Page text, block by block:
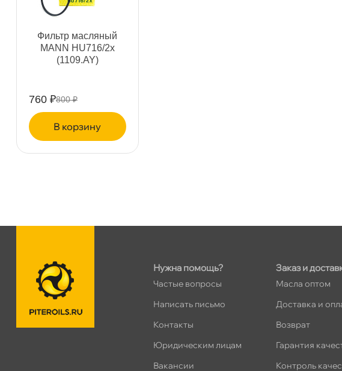
Фильтр масляный
MANN HU716/2x
(1109.AY)
760 ₽800 ₽
корзину
н. Обводного канала 115
Пн–Вс10:00 – 21:00
Сегодня, бесплатно
пр.Науки 10к1 (2 этаж)
Сегодня, бесплатно
Дунайский 27к1Б
1 шт
Таллинское ш. 159 (Лента)
Нужна помощь?
Частые вопросы
Написать письмо
Контакты
Юридическим лицам
акансии
Заказ и
Масла оптом
Доставка и
озврат
Гарантия
Контроль